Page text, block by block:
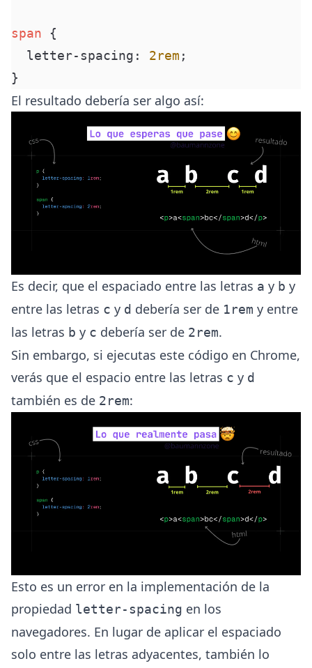
span {
  letter-spacing
: 2rem ;
}
El resultado debería ser algo así:
Es decir, que el espaciado entre las letras a y b y
entre las letras c y d debería ser de 1rem y entre
las letras b y c debería ser de 2rem.
Sin embargo, si ejecutas este código en Chrome,
verás que el espacio entre las letras c y d
también es de 2rem:
Esto es un error en la implementación de la
propiedad letter-spacing en los
navegadores. En lugar de aplicar el espaciado
solo entre las letras adyacentes, también lo